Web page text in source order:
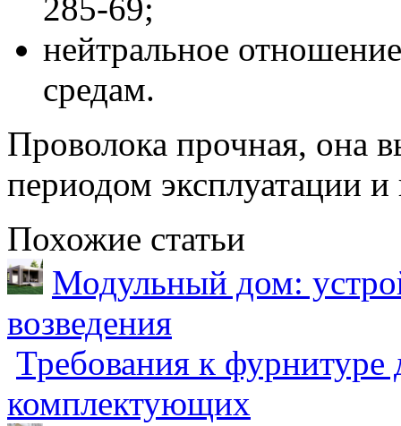
285-69;
нейтральное
средам.
Проволока прочная, она
периодом эксплуатации
Похожие статьи
Модульный дом:
возведения
Требования к фурнитуре
комплектующих